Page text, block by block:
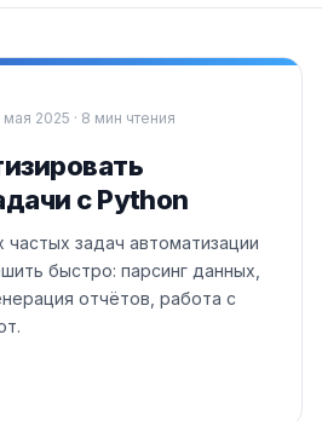
мая 2025 · 8 мин чтения
с Python
задач автоматизации
быстро: парсинг данных,
отчётов, работа с